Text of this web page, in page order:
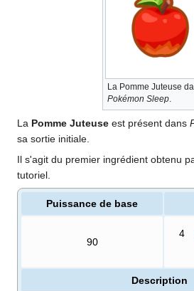
La Pomme Juteuse
Pokémon Sleep.
La Pomme Juteuse est présent dans
sa sortie initiale.
Il s'agit du premier ingrédient obtenu
tutoriel.
Puissance de base
90
4
Description